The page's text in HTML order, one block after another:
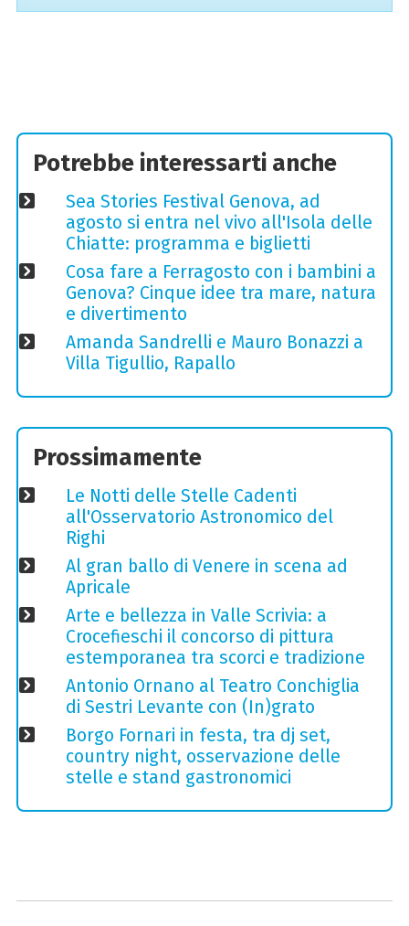
Potrebbe interessarti anche
Sea Stories Festival Genova, ad
agosto si entra nel vivo all'Isola delle
Chiatte: programma e biglietti
Cosa fare a Ferragosto con i bambini a
Genova? Cinque idee tra mare, natura
e divertimento
Amanda Sandrelli e Mauro Bonazzi a
Villa Tigullio, Rapallo
Prossimamente
Le Notti delle Stelle Cadenti
all'Osservatorio Astronomico del
Righi
Al gran ballo di Venere in scena ad
Apricale
Arte e bellezza in Valle Scrivia: a
Crocefieschi il concorso di pittura
estemporanea tra scorci e tradizione
Antonio Ornano al Teatro Conchiglia
di Sestri Levante con (In)grato
Borgo Fornari in festa, tra dj set,
country night, osservazione delle
stelle e stand gastronomici